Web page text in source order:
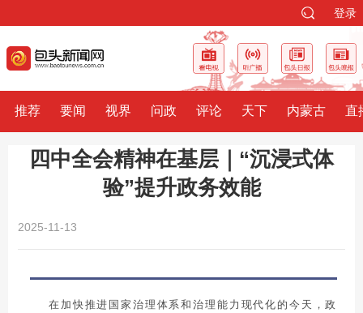
登录
推荐 要闻 视界 问政 评论 天下 内蒙古 直
四中全会精神在基层｜“沉浸式体
验”提升政务效能
2025-11-13
在加快推进国家治理体系和治理能力现代化的今天，政